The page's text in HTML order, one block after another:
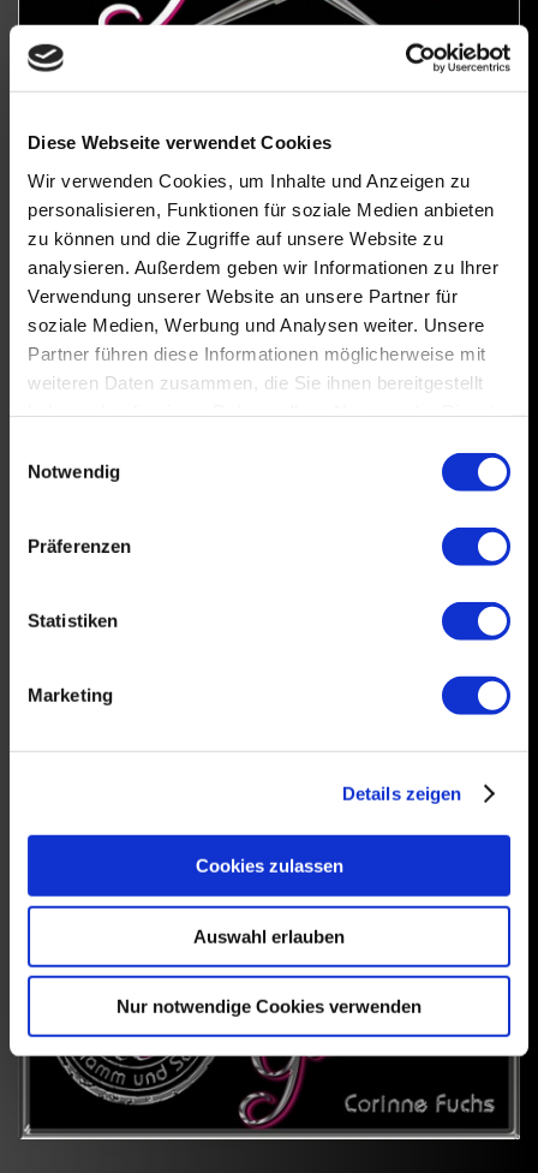
Diese Webseite verwendet Cookies
Wir verwenden Cookies, um Inhalte und Anzeigen zu
personalisieren, Funktionen für soziale Medien anbieten
zu können und die Zugriffe auf unsere Website zu
analysieren. Außerdem geben wir Informationen zu Ihrer
Verwendung unserer Website an unsere Partner für
soziale Medien, Werbung und Analysen weiter. Unsere
Partner führen diese Informationen möglicherweise mit
weiteren Daten zusammen, die Sie ihnen bereitgestellt
Notwendig
Präferenzen
Statistiken
Marketing
Details zeigen
Cookies zulassen
Auswahl erlauben
Nur notwendige Cookies verwenden
Aktions - Gutscheine